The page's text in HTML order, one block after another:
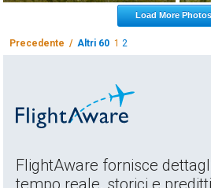
Load More
Precedente / Altri 60 1 2
FlightAware fornisce
tempo reale, storici e